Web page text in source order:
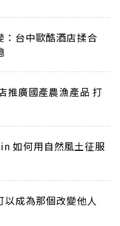
：台中歐酷酒店揉合
推廣國產農漁產品 打
如何用自然風土征服
成為那個改變他人